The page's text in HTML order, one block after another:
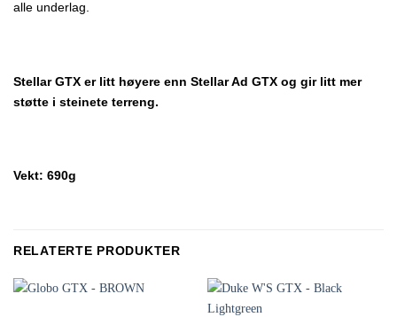
alle underlag.
Stellar GTX er litt høyere enn Stellar Ad GTX og gir litt mer
støtte i steinete terreng.
Vekt: 690g
RELATERTE PRODUKTER